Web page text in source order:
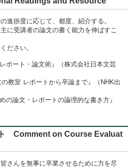
進捗度に応じて、都度、紹介する。
に受講者の論文の書く能力を伸ばすこ
ださい。
ポート・論文術』（株式会社日本文芸
教室 レポートから卒論まで』（NHK出
の論文・レポートの論理的な書き方』
Comment on Course Evaluat
さんを無事に卒業させるために力を尽